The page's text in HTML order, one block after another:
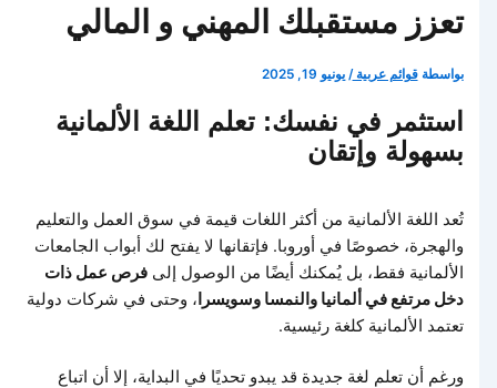
تعزز مستقبلك المهني و المالي
بواسطة قوائم عربية/يونيو 19, 2025
استثمر في نفسك: تعلم اللغة الألمانية
بسهولة وإتقان
تُعد اللغة الألمانية من أكثر اللغات قيمة في سوق العمل والتعليم
والهجرة، خصوصًا في أوروبا. فإتقانها لا يفتح لك أبواب الجامعات
الألمانية فقط، بل يُمكنك أيضًا من الوصول إلىفرص عمل ذات
دخل مرتفع في ألمانيا والنمسا وسويسرا ، وحتى في شركات دولية
تعتمد الألمانية كلغة رئيسية.
ورغم أن تعلم لغة جديدة قد يبدو تحديًا في البداية، إلا أن اتباع